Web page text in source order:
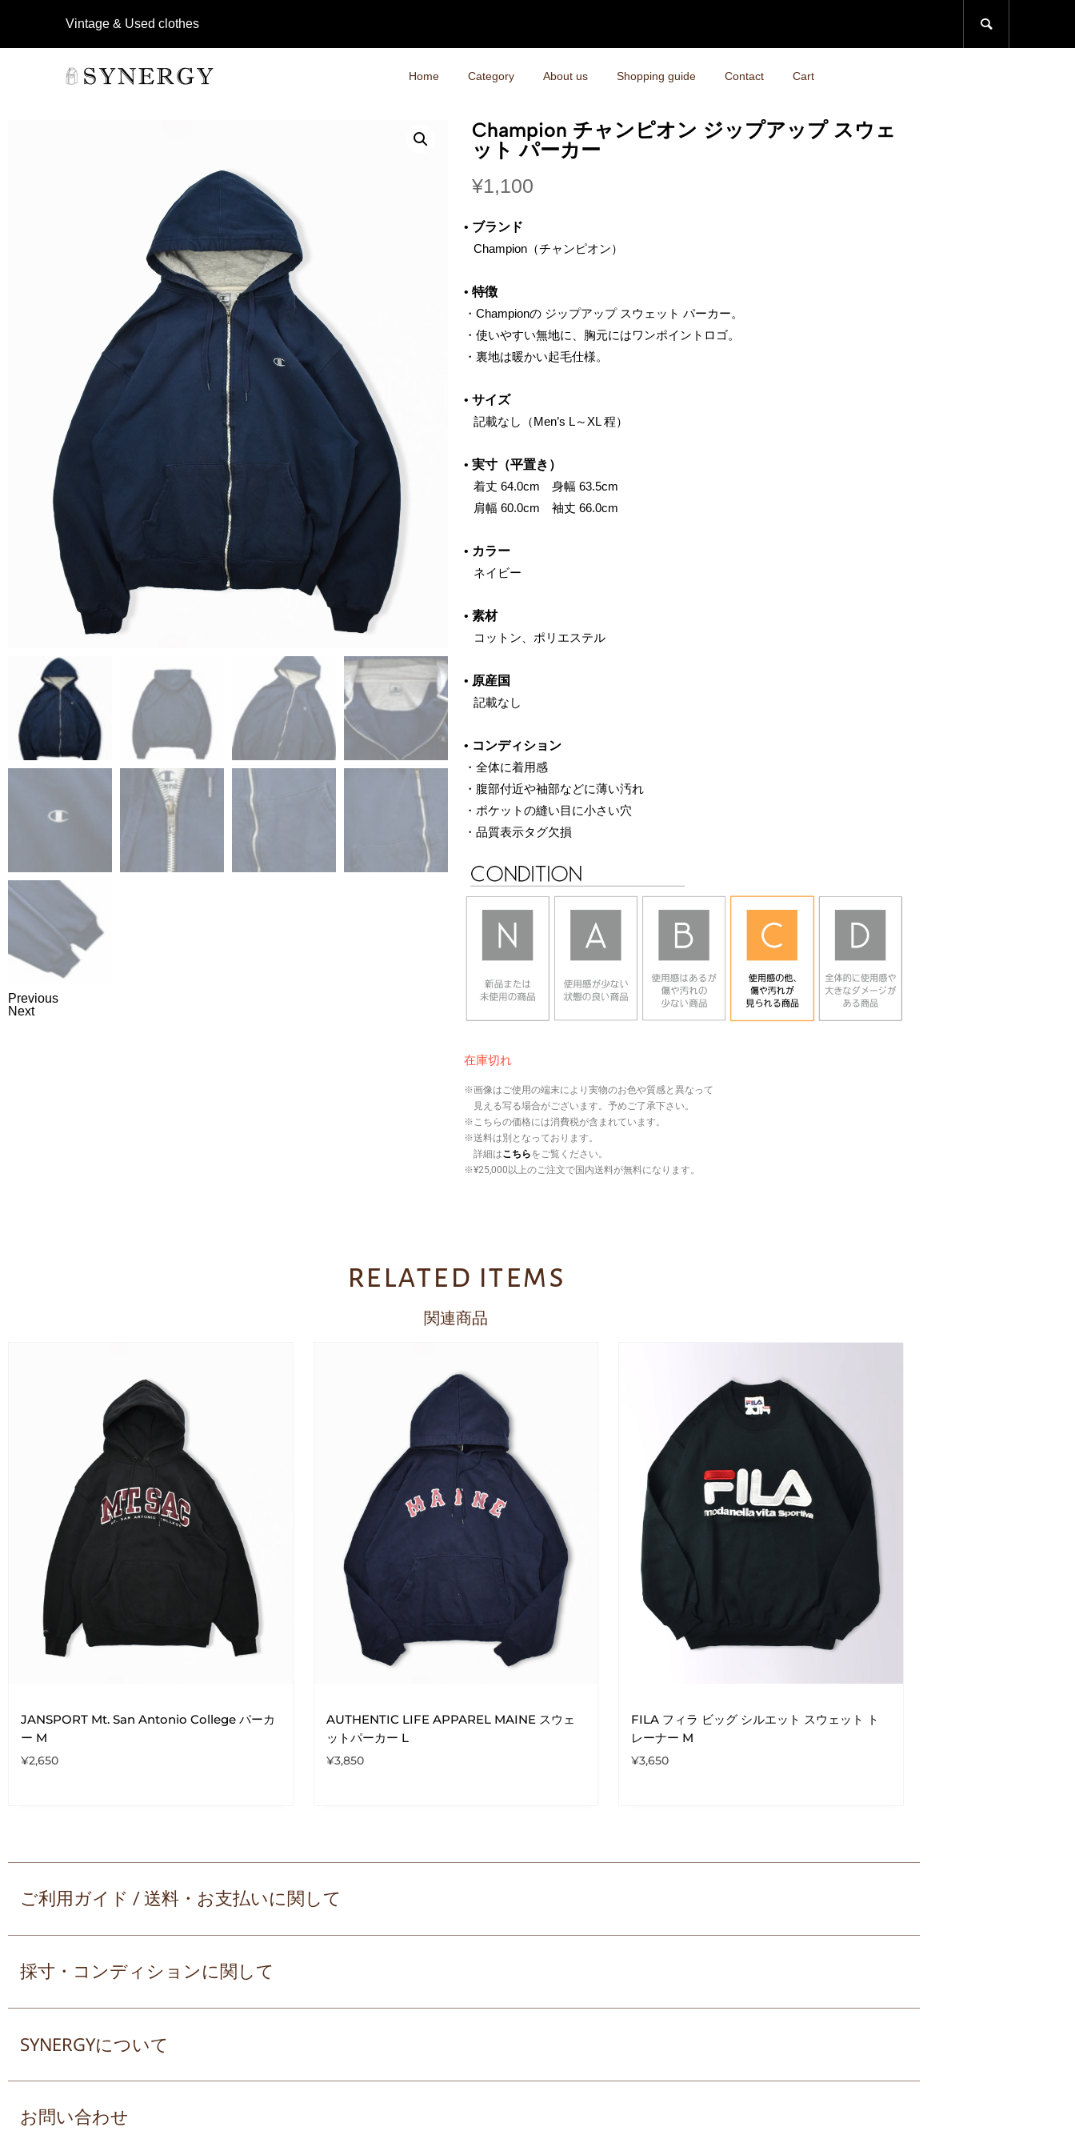
Vintage & Used clothes 
Home Category About us Shopping guide Contact Cart
Previous
Next
Champion チャンピオン ジップアップ スウェ
ット パーカー
¥1,100
• ブランド
‌ Champion（チャンピオン）
• 特徴
・Championの ジップアップ スウェット パーカー。
・使いやすい無地に、胸元にはワンポイントロゴ。
・裏地は暖かい起毛仕様。
• サイズ
‌ 記載なし（Men’s L～XL 程）
• 実寸（平置き）
‌ 着丈 64.0cm 身幅 63.5cm
‌ 肩幅 60.0cm 袖丈 66.0cm
• カラー
‌ ネイビー
• 素材
‌ コットン、ポリエステル
• 原産国
‌ 記載なし
• コンディション
・全体に着用感
・腹部付近や袖部などに薄い汚れ
・ポケットの縫い目に小さい穴
・品質表示タグ欠損
在庫切れ
※画像はご使用の端末により実物のお色や質感と異なって
見える写る場合がございます。予めご了承下さい。
※こちらの価格には消費税が含まれています。
※送料は別となっております。
詳細はこちらをご覧ください。
※¥25,000以上のご注文で国内送料が無料になります。
related items
関連商品
JANSPORT Mt. San Antonio College パーカ
ー M
¥2,650
AUTHENTIC LIFE APPAREL MAINE スウェ
ットパーカー L
¥3,850
FILA フィラ ビッグ シルエット スウェット ト
レーナー M
¥3,650
ご利用ガイド / 送料・お支払いに関して
採寸・コンディションに関して
SYNERGYについて
お問い合わせ